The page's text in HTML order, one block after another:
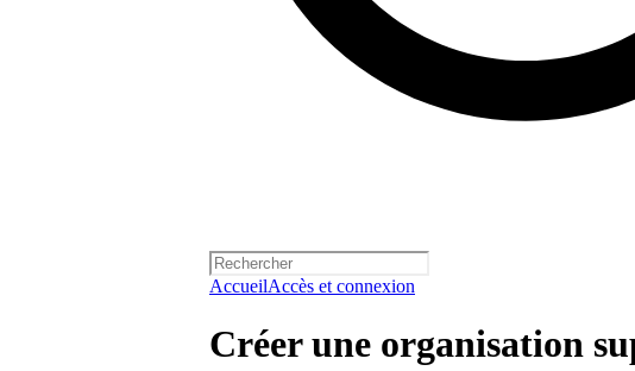
AccueilAccès et connexion
Créer une organisation